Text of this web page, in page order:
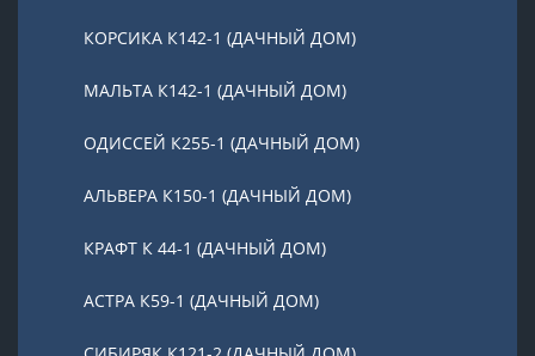
КОРСИКА К142-1 (ДАЧНЫЙ ДОМ)
МАЛЬТА К142-1 (ДАЧНЫЙ ДОМ)
ОДИССЕЙ К255-1 (ДАЧНЫЙ ДОМ)
АЛЬВЕРА К150-1 (ДАЧНЫЙ ДОМ)
КРАФТ К 44-1 (ДАЧНЫЙ ДОМ)
АСТРА К59-1 (ДАЧНЫЙ ДОМ)